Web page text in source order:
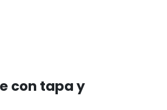
con tapa y